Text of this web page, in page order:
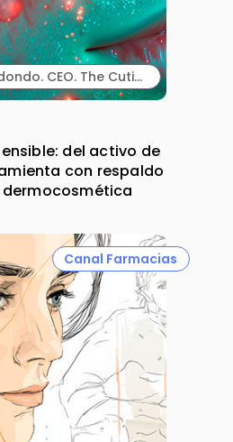
Ivan Arredondo. CEO. The Cutis Lab.
del activo de
con respaldo
Canal Farmacias